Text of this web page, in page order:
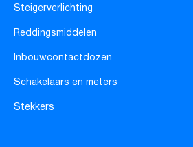
Steigerverlichting
Reddingsmiddelen
Inbouwcontactdozen
Schakelaars en meters
Stekkers